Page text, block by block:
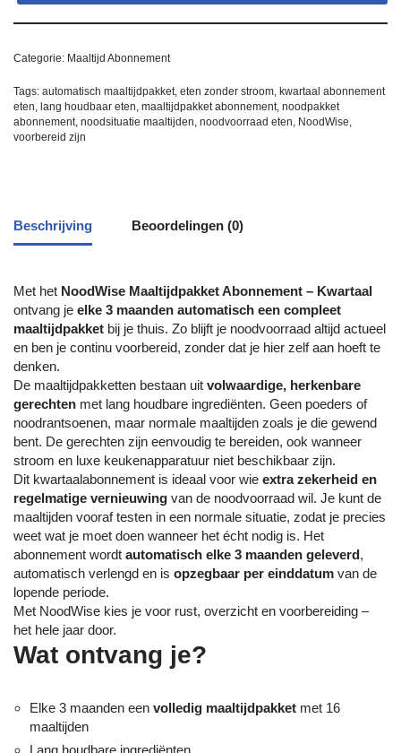
Categorie: Maaltijd Abonnement
Tags: automatisch maaltijdpakket, eten zonder stroom, kwartaal abonnement
eten, lang houdbaar eten, maaltijdpakket abonnement, noodpakket
abonnement, noodsituatie maaltijden, noodvoorraad eten, NoodWise,
voorbereid zijn
Beschrijving Beoordelingen (0)
Met het NoodWise Maaltijdpakket Abonnement – Kwartaal
ontvang je elke 3 maanden automatisch een compleet
maaltijdpakket bij je thuis. Zo blijft je noodvoorraad altijd actueel
en ben je continu voorbereid, zonder dat je hier zelf aan hoeft te
denken.
De maaltijdpakketten bestaan uit volwaardige, herkenbare
gerechten met lang houdbare ingrediënten. Geen poeders of
noodrantsoenen, maar normale maaltijden zoals je die gewend
bent. De gerechten zijn eenvoudig te bereiden, ook wanneer
stroom en luxe keukenapparatuur niet beschikbaar zijn.
Dit kwartaalabonnement is ideaal voor wie extra zekerheid en
regelmatige vernieuwing van de noodvoorraad wil. Je kunt de
maaltijden vooraf testen in een normale situatie, zodat je precies
weet wat je moet doen wanneer het écht nodig is. Het
abonnement wordt automatisch elke 3 maanden geleverd,
automatisch verlengd en is opzegbaar per einddatum van de
lopende periode.
Met NoodWise kies je voor rust, overzicht en voorbereiding –
het hele jaar door.
Wat ontvang je?
Elke 3 maanden een volledig maaltijdpakket met 16
maaltijden